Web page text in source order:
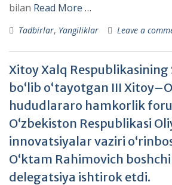
bilan Read More …
Tadbirlar, Yangiliklar Leave a
Xitoy Xalq Respublikasining
bo‘lib o‘tayotgan III
hududlararo hamkorlik
O‘zbekiston Respublikasi
innovatsiyalar vaziri
O‘ktam Rahimovich
delegatsiya ishtirok etdi.